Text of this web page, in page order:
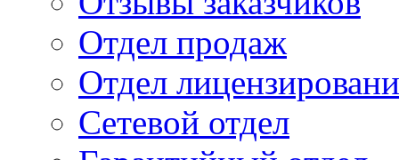
Отдел продаж
Отдел
Сетевой отдел